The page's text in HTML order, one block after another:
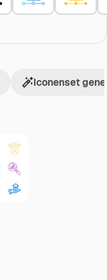
Iconenset